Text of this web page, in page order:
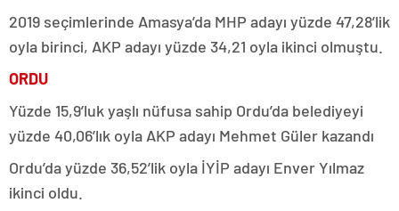
2019 seçimlerinde Amasya’da MHP adayı yüzde 47,28’lik
oyla birinci, AKP adayı yüzde 34,21 oyla ikinci olmuştu.
ORDU
Yüzde 15,9’luk yaşlı nüfusa sahip Ordu’da belediyeyi
yüzde 40,06’lık oyla AKP adayı Mehmet Güler kazandı
Ordu’da yüzde 36,52’lik oyla İYİP adayı Enver Yılmaz
ikinci oldu.